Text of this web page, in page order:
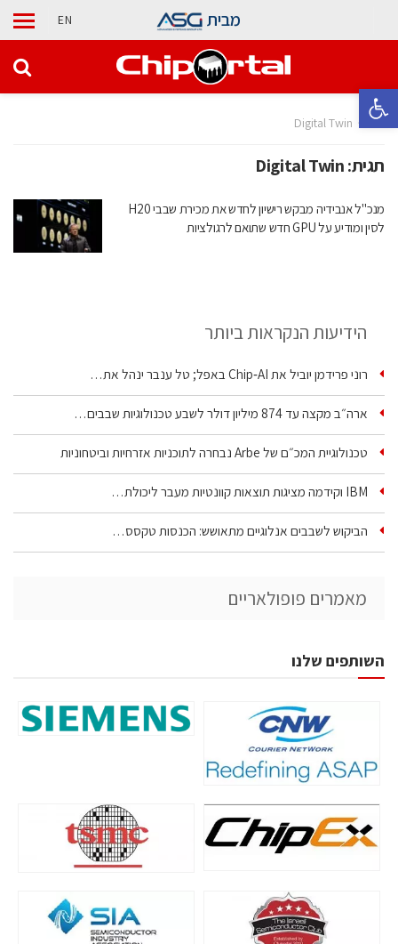
פתח סרגל נגישות
מבית EN
בית Digital Twin
תגית:Digital Twin
מנכ"ל אנבידיה מבקש רישיון לחדש את מכירת שבבי H20
לסין ומודיע על GPU חדש שתואם לרגולציות
הידיעות הנקראות ביותר
רוני פרידמן יוביל את Chip‑AI באפל; טל ענבר ינהל את…
ארה״ב מקצה עד 874 מיליון דולר לשבע טכנולוגיות שבבים…
טכנולוגיית המכ״ם של Arbe נבחרה לתוכניות אזרחיות וביטחוניות
IBM וקידמה מציגות תוצאות קוונטיות מעבר ליכולת…
הביקוש לשבבים אנלוגיים מתאושש: הכנסות טקסס…
מאמרים פופולאריים
השותפים שלנו